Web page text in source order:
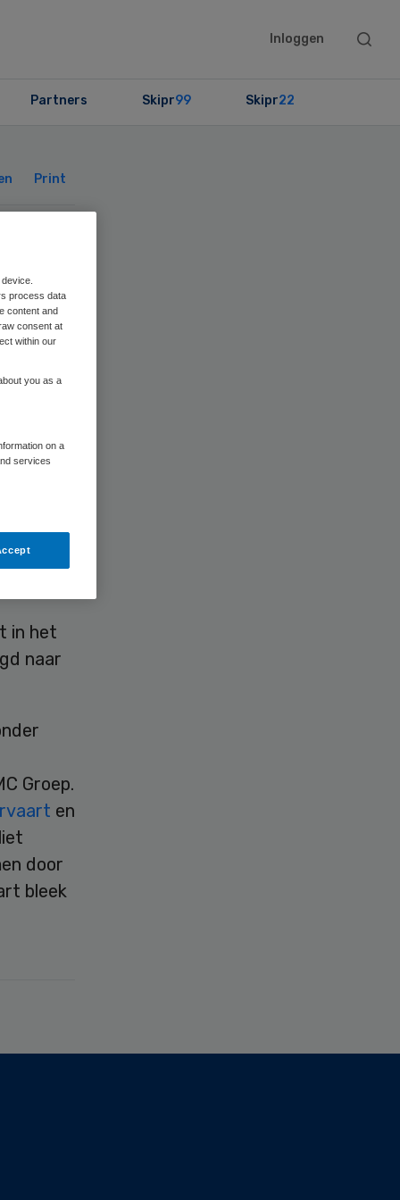
Inloggen
Search
Partners Skipr99 Skipr22
Print
Raad
deed
in het
naar
Groep.
en
door
bleek
process data
content and
consent at
within our
you as a
on a
services